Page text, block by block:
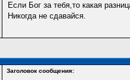
Если Бог за тебя,то какая
Никогда не сдавайся.
Заголовок сообщения: